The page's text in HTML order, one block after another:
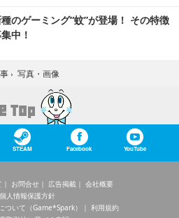
種のゲーミング“蚊”が登場！ その特徴
中！
› 写真・画像
STEAM Facebook YouTube
お問合せ 広告掲載
会社概要
個人情報保護方針
ついて（Game*Spark）
利用規約